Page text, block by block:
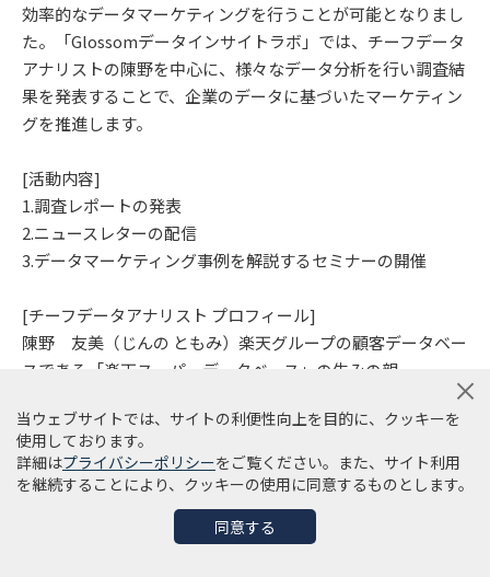
効率的なデータマーケティングを行うことが可能となりまし
た。「Glossomデータインサイトラボ」では、チーフデータ
アナリストの陳野を中心に、様々なデータ分析を行い調査結
果を発表することで、企業のデータに基づいたマーケティン
グを推進します。
[活動内容]
1.調査レポートの発表
2.ニュースレターの配信
3.データマーケティング事例を解説するセミナーの開催
[チーフデータアナリスト プロフィール]
陳野 友美（じんの ともみ）楽天グループの顧客データベー
スである「楽天スーパーデータベース」の生みの親。
2003年、楽天株式会社に顧客マーケティング部署の立ち上げ
メンバーとして入社後、楽天市場事業のデータ分析部部長に
就任。
楽天PointClub等のCRMプログラムやグループ統合DB（楽
天スーパーDB）の構築など、データを活用した顧客マーケ
当ウェブサイトでは、サイトの利便性向上を目的に、クッキーを
使用しております。
詳細はプライバシーポリシーをご覧ください。また、サイト利用
を継続することにより、クッキーの使用に同意するものとします。
同意する